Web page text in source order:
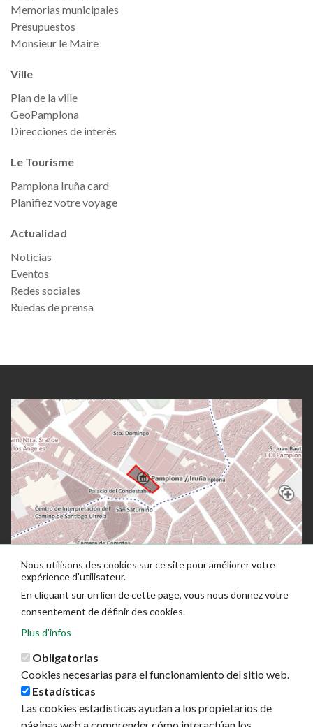
Memorias municipales
Presupuestos
Monsieur le Maire
Ville
Plan de la ville
GeoPamplona
Direcciones de interés
Le Tourisme
Pamplona Iruña card
Planifiez votre voyage
Actualidad
Noticias
Eventos
Redes sociales
Ruedas de prensa
Ayuntamiento de Pamplona
Nous utilisons des cookies sur ce site pour améliorer votre
expérience d'utilisateur.
En cliquant sur un lien de cette page, vous nous donnez votre
consentement de définir des cookies.
Plus d'infos
Obligatorias
Cookies necesarias para el funcionamiento del sitio web.
Estadísticas
Las cookies estadísticas ayudan a los propietarios de